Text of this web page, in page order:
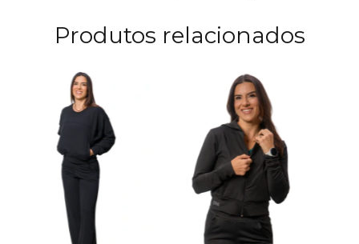
Produtos relacionados